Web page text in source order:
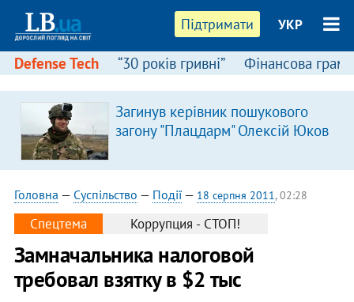
Підтримати УКР
Defense Tech “30 років гривні” Фінансова
Загинув керівник пошукового
загону "Плацдарм" Олексій Юков
Головна — Суспільство — Події— 18 серпня 2011, 02:28
Спецтема Коррупция - СТОП!
Замначальника налоговой
требовал взятку в $2 тыс